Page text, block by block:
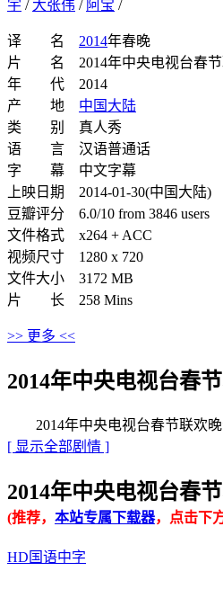
宇 / 大张伟 / 阿宝 /
译 名 2014年春晚
片 名 2014年中央电视台春节
年 代 2014
产 地 中国大陆
类 别 真人秀
语 言 汉语普通话
字 幕 中文字幕
上映日期 2014-01-30(中国大陆)
豆瓣评分 6.0/10 from 3846 users
文件格式 x264 + ACC
视频尺寸 1280 x 720
文件大小 3172 MB
片 长 258 Mins
>> 更多 <<
2014年中央电视台春节
2014年中央电视台春节联欢晚
[ 显示全部剧情 ]
2014年中央电视台春节
(推荐， 本站专属下载器，点击下
HD国语中字